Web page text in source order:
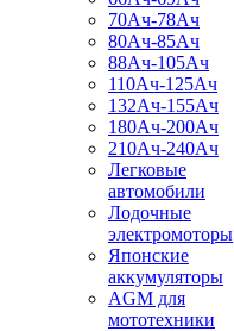
70Ач-78Ач
80Ач-85Ач
88Ач-105Ач
110Ач-125Ач
132Ач-155Ач
180Ач-200Ач
210Ач-240Ач
Легковые
автомобили
Лодочные
электромоторы
Японские
аккумуляторы
AGM для
мототехники